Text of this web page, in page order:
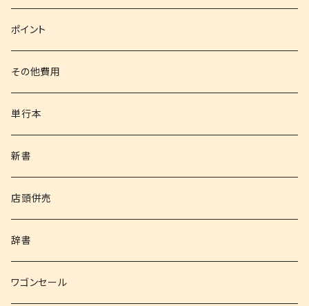
文庫
その他書籍
書籍以外
ポイント
その他費用
単行本
新書
店頭併売
辞書
ワゴンセール